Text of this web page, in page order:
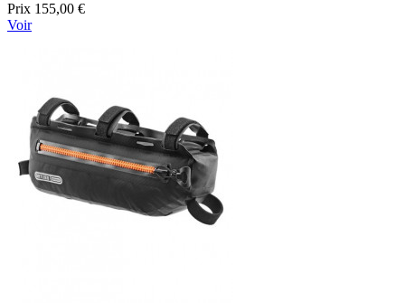
Prix 155,00 €
Voir